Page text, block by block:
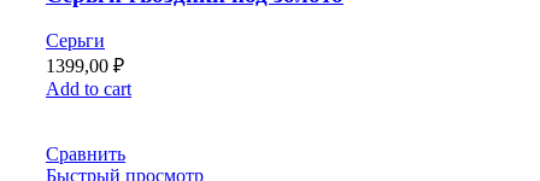
Серьги
1399,00 ₽
Add to cart
Сравнить
Быстрый просмотр